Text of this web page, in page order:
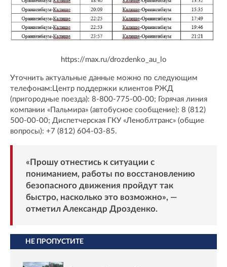
https://max.ru/drozdenko_au_lo
Уточнить актуальные данные можно по следующим
телефонам:Центр поддержки клиентов РЖД
(пригородные поезда): 8-800-775-00-00; Горячая линия
компании «Пальмира» (автобусное сообщение): 8 (812)
500-00-00; Диспетчерская ГКУ «Леноблтранс» (общие
вопросы): +7 (812) 604-03-85.
«Прошу отнестись к ситуации с
пониманием, работы по восстановлению
безопасного движения пройдут так
быстро, насколько это возможно», —
отметил Александр Дрозденко.
НЕ ПРОПУСТИТЕ